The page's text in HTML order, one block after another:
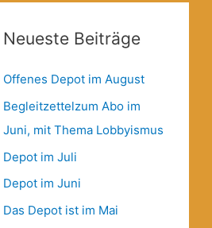
Neueste Beiträge
Offenes Depot im August
Begleitzettelzum Abo im
Juni, mit Thema Lobbyismus
Depot im Juli
Depot im Juni
Das Depot ist im Mai